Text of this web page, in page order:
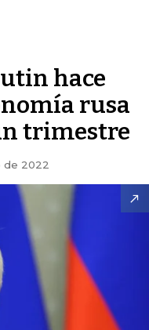
hace
rusa
trimestre
de 2022